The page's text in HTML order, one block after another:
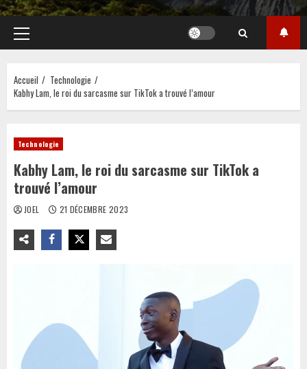
Menu
principal
Accueil
Technologie
Kabhy Lam, le roi du sarcasme sur TikTok a trouvé l’amour
Technologie
Kabhy Lam, le roi du sarcasme sur TikTok a
trouvé l’amour
JOEL 21 DÉCEMBRE 2023